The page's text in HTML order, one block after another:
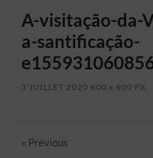
A-visitação-da-
a-santificação-
3 JUILLET 2020 600 x 600 PX
« Previous